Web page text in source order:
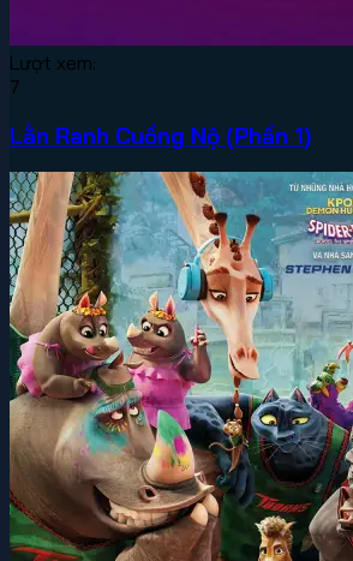
Lượt xem:
7
Lằn Ranh Cuồng Nộ (Phần 1)